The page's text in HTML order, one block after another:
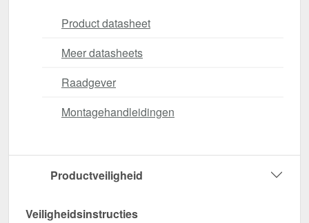
Product datasheet
Meer datasheets
Raadgever
Montagehandleidingen
Productveiligheid
Veiligheidsinstructies